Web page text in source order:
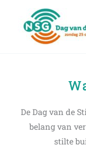
De Dag van de
belang van
stilte